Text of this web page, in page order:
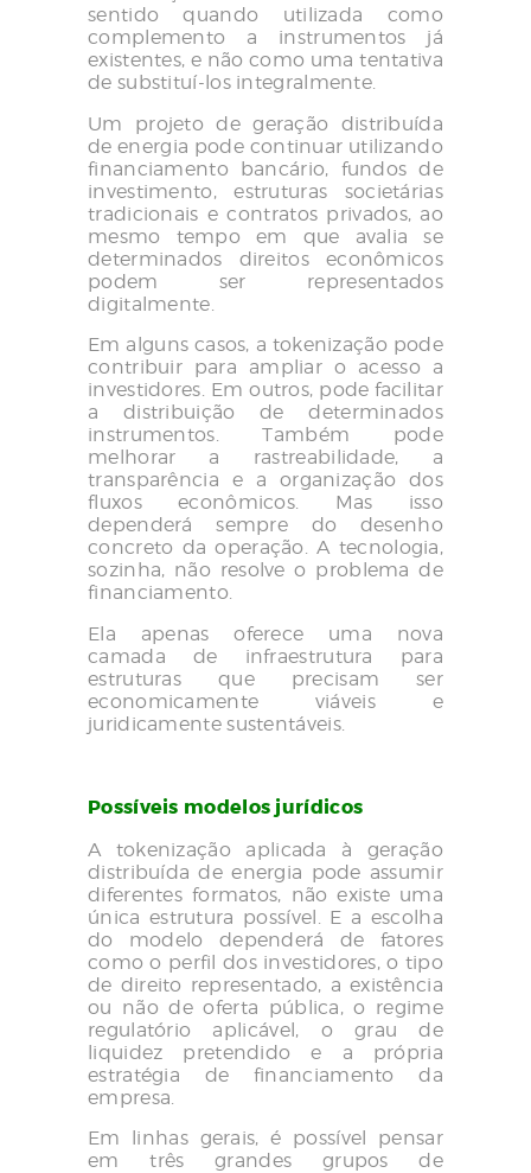
sentido quando utilizada como
complemento a instrumentos já
existentes, e não como uma tentativa
de substituí-los integralmente.
Um projeto de geração distribuída
de energia pode continuar utilizando
financiamento bancário, fundos de
investimento, estruturas societárias
tradicionais e contratos privados, ao
mesmo tempo em que avalia se
determinados direitos econômicos
podem ser representados
digitalmente.
Em alguns casos, a tokenização pode
contribuir para ampliar o acesso a
investidores. Em outros, pode facilitar
a distribuição de determinados
instrumentos. Também pode
melhorar a rastreabilidade, a
transparência e a organização dos
fluxos econômicos. Mas isso
dependerá sempre do desenho
concreto da operação. A tecnologia,
sozinha, não resolve o problema de
financiamento.
Ela apenas oferece uma nova
camada de infraestrutura para
estruturas que precisam ser
economicamente viáveis e
juridicamente sustentáveis.
Possíveis modelos jurídicos
A tokenização aplicada à geração
distribuída de energia pode assumir
diferentes formatos, não existe uma
única estrutura possível. E a escolha
do modelo dependerá de fatores
como o perfil dos investidores, o tipo
de direito representado, a existência
ou não de oferta pública, o regime
regulatório aplicável, o grau de
liquidez pretendido e a própria
estratégia de financiamento da
empresa.
Em linhas gerais, é possível pensar
em três grandes grupos de